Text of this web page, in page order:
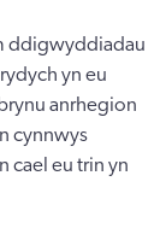
ddigwyddiadau
yn eu
anrhegion
cynnwys
cael eu trin yn